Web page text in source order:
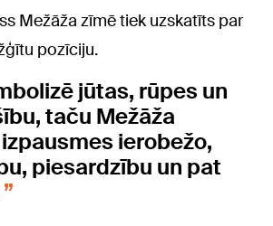
Mežāža zīmē tiek uzskatīts par
pozīciju.
jūtas, rūpes un
taču Mežāža
ierobežo,
piesardzību un pat